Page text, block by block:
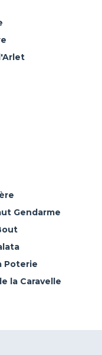
Gendarme
Poterie
la Caravelle